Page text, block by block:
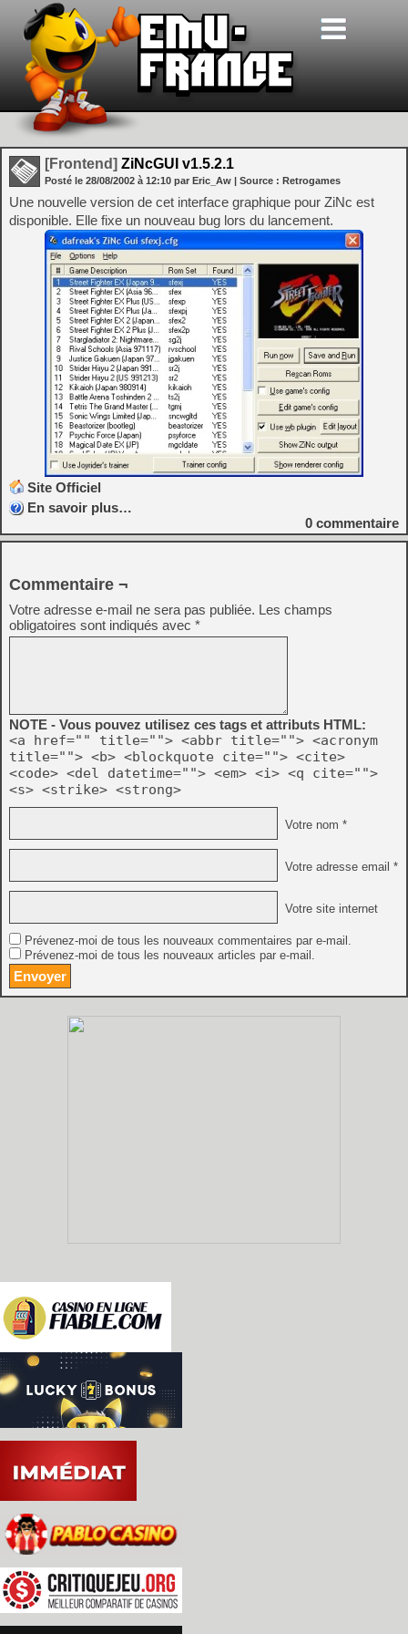
[Frontend] ZiNcGUI v1.5.2.1
Posté le 28/08/2002 à 12:10 par Eric_Aw | Source : Retrogames
Une nouvelle version de cet interface graphique pour ZiNc est
disponible. Elle fixe un nouveau bug lors du lancement.
Site Officiel
En savoir plus…
0 commentaire
Commentaire ¬
Votre adresse e-mail ne sera pas publiée. Les champs
obligatoires sont indiqués avec *
NOTE - Vous pouvez utilisez ces tags et attributs HTML:
<a href="" title=""> <abbr title=""> <acronym
title=""> <b> <blockquote cite=""> <cite>
<code> <del datetime=""> <em> <i> <q cite="">
<s> <strike> <strong>
Votre nom *
Votre adresse email *
Votre site internet
Prévenez-moi de tous les nouveaux commentaires par e-mail.
Prévenez-moi de tous les nouveaux articles par e-mail.